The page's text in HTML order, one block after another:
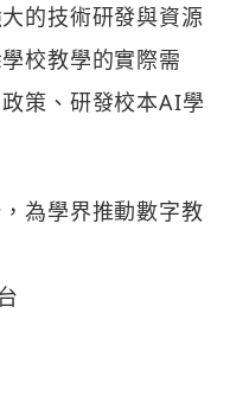
的技術研發與資源
校教學的實際需
策、研發校本AI學
為學界推動數字教